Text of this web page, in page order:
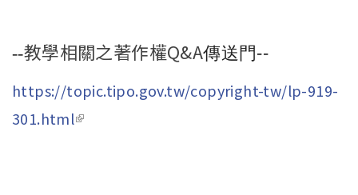
--教學相關之著作權Q&A傳送門--
https://topic.tipo.gov.tw/copyright-tw/lp-919-
301.html(link is external)